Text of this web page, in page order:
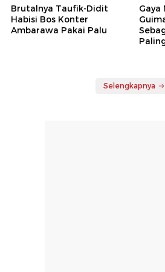
Brutalnya Taufik-Didit
Habisi Bos Konter
Ambarawa Pakai Palu
Gaya
Selengkapnya